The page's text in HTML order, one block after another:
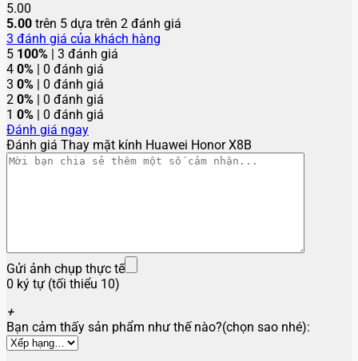
5.00
5.00 trên 5 dựa trên 2 đánh giá
3 đánh giá của khách hàng
5 100% | 3 đánh giá
4 0% | 0 đánh giá
3 0% | 0 đánh giá
2 0% | 0 đánh giá
1 0% | 0 đánh giá
Đánh giá ngay
Đánh giá Thay mặt kính Huawei Honor X8B
Gửi ảnh chụp thực tế
0 ký tự (tối thiểu 10)
+
Bạn cảm thấy sản phẩm như thế nào?(chọn sao nhé):